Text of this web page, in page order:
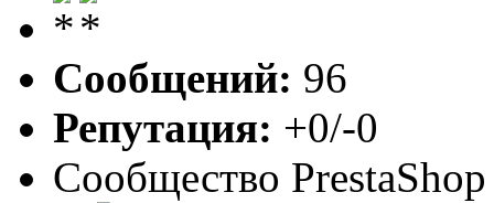
Сообщений: 96
Репутация: +0/-0
Сообщество PrestaShop